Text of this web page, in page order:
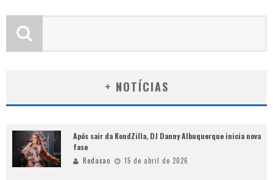
+ NOTÍCIAS
Após sair da KondZilla, DJ Danny Albuquerque inicia nova
fase
Redacao 15 de abril de 2026